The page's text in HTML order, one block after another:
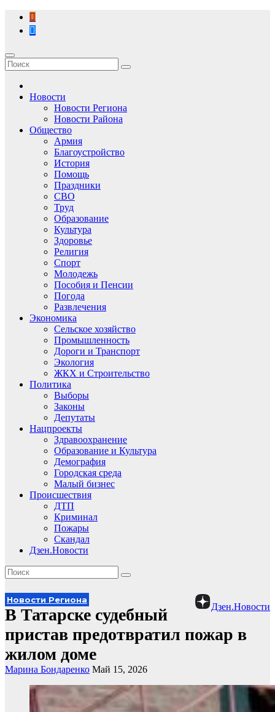
Перейти
содержимому
Новости
Новости Региона
Новости Района
Общество
Армия
Благоустройство
История
Помощь
Праздники
СВО
Труд
Образование
Культура
Здоровье
Религия
Спорт
Молодежь
Пособия и Пенсии
Погода
Развлечения
Экономика
Сельское хозяйство
Промышленность
Дороги и Транспорт
Экология
ЖКХ и Строительство
Политика
Выборы
Законы
Депутаты
Нацпроекты
Здравоохранение
Образование и Культура
Демография
Городская среда
Малый бизнес
Происшествия
ДТП
Криминал
Пожары
Скандал
Дзен.Новости
Дзен.Новости
Новости Региона
В Татарске судебный
пристав предотвратил пожар в
жилом доме
Марина Бондаренко Май 15, 2026